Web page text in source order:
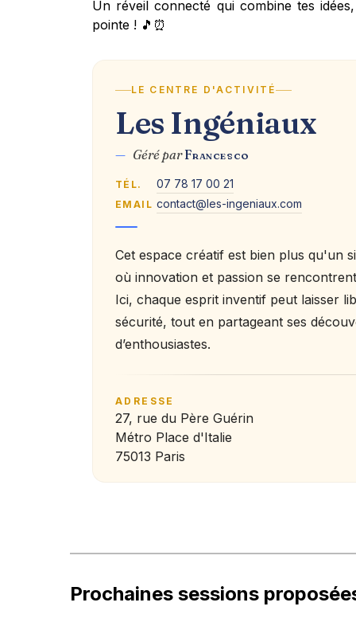
Un réveil connecté qui combine tes
pointe ! 🎵⏰
LE CENTRE D'ACTIVITÉ
Les Ingéniaux
— Géré par Francesco
TÉL. 07 78 17 00 21
EMAIL contact@les-ingeniaux.com
Cet espace créatif est bien plus qu'un
où innovation et passion se
Ici, chaque esprit inventif peut laisser
sécurité, tout en partageant ses
d’enthousiastes.
ADRESSE
27, rue du Père Guérin
Métro Place d'Italie
75013 Paris
Prochaines sessions